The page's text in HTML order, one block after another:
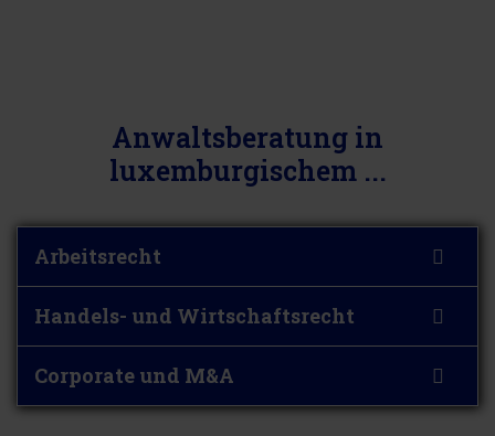
Anwaltsberatung in
luxemburgischem ...
Arbeitsrecht
Handels- und Wirtschaftsrecht
Corporate und M&A